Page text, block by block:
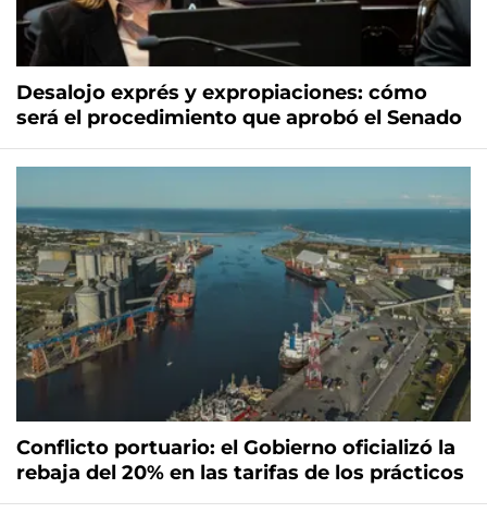
Desalojo exprés y expropiaciones: cómo
será el procedimiento que aprobó el Senado
Conflicto portuario: el Gobierno oficializó la
rebaja del 20% en las tarifas de los prácticos